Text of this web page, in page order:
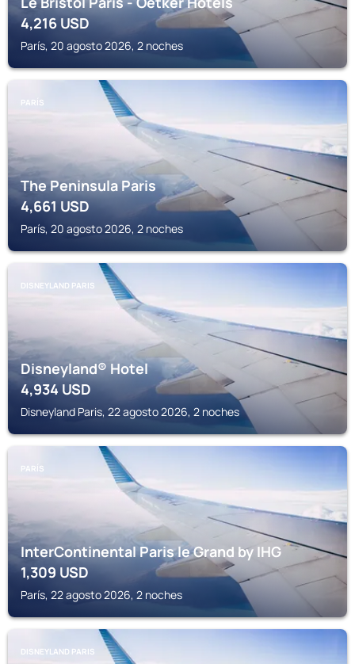
4,216 USD
París, 20 agosto 2026, 2 noches
PARÍS
The Peninsula Paris
4,661USD
París, 20 agosto 2026, 2 noches
DISNEYLAND PARIS
Disneyland® Hotel
4,934 USD
Disneyland Paris, 22 agosto 2026, 2 noches
PARÍS
InterContinental Paris le Grand by IHG
1,309USD
París, 22 agosto 2026, 2 noches
DISNEYLAND PARIS